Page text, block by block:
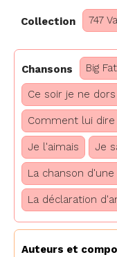
Collection 747
Chansons Big
Ce soir je ne
Comment lui dire
Je l'aimais Je
La chanson
La déclaration
Auteurs et